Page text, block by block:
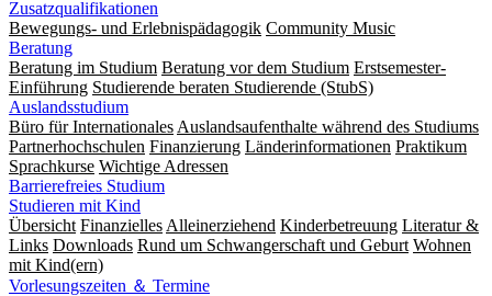
Zusatzqualifikationen
Bewegungs- und Erlebnispädagogik Community Music
Beratung
Beratung im Studium Beratung vor dem Studium Erstsemester-
Einführung Studierende beraten Studierende (StubS)
Auslandsstudium
Büro für Internationales Auslandsaufenthalte während des Studiums
Partnerhochschulen Finanzierung Länderinformationen Praktikum
Sprachkurse Wichtige Adressen
Barrierefreies Studium
Studieren mit Kind
Übersicht Finanzielles Alleinerziehend Kinderbetreuung Literatur &
Links Downloads Rund um Schwangerschaft und Geburt Wohnen
mit Kind(ern)
Vorlesungszeiten ＆ Termine